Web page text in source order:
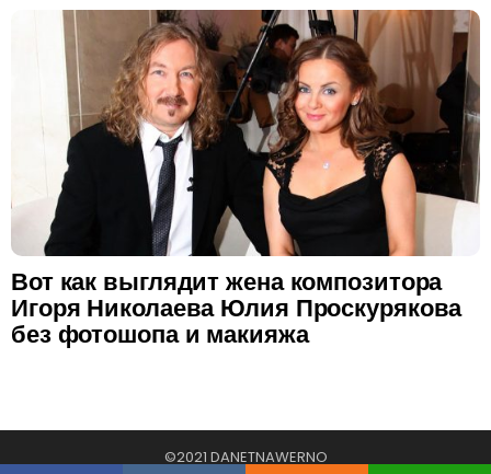
Вот как выглядит жена композитора
Игоря Николаева Юлия Проскурякова
без фотошопа и макияжа
©2021 DANETNAWERNO